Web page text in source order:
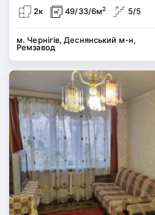
2к 49/33/6м2 5/5
м. Чернігів, Деснянський м-н,
Ремзавод